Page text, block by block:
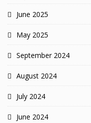
June 2025
May 2025
September 2024
August 2024
July 2024
June 2024